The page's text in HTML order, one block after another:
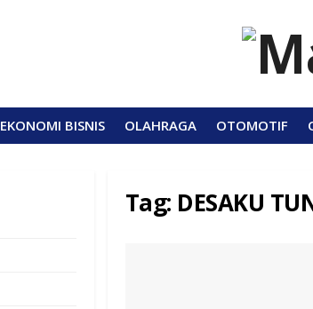
EKONOMI BISNIS OLAHRAGA OTOMOTIF
Tag: DESAKU